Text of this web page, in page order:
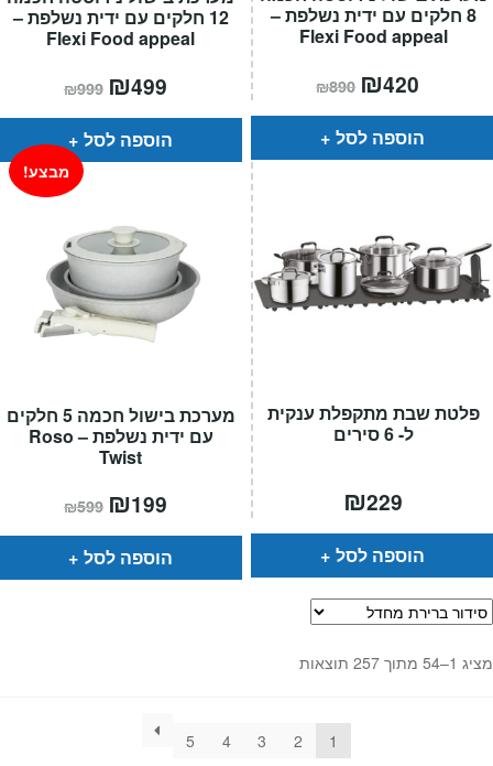
12 חלקים עם ידית נשלפת –
Flexi Food appeal
₪999 המחיר
המקורי
היה:
₪999.
₪499
הוא:
הוספה לסל
8 חלקים עם ידית נשלפת –
Flexi Food appeal
₪890 המחיר
המקורי
היה:
₪890.
₪420
הוא:
הוספה לסל
מערכת בישול חכמה 5 חלקים
עם ידית נשלפת – Roso
Twist
מבצע!
₪599 המחיר
המקורי
היה:
₪599.
₪199
הוא:
הוספה לסל
פלטת שבת מתקפלת ענקית
ל- 6 סירים
₪229
הוספה לסל
מציג 1–54 מתוך 257 תוצאות
1
2
3
4
5